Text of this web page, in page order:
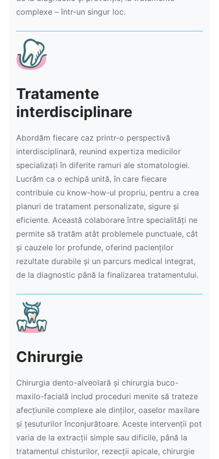
complexe – într-un singur loc.
Tratamente
interdisciplinare
Abordăm fiecare caz printr-o perspectivă
interdisciplinară, reunind expertiza medicilor
specializați în diferite ramuri ale stomatologiei.
Lucrăm ca o echipă unită, în care fiecare
contribuie cu know-how-ul propriu, pentru a crea
planuri de tratament personalizate, sigure și
eficiente. Această colaborare între specialități ne
permite să tratăm atât problemele punctuale, cât
și cauzele lor profunde, oferind pacienților
rezultate durabile și un parcurs medical integrat,
de la diagnostic până la finalizarea tratamentului.
Chirurgie
Chirurgia dento-alveolară și chirurgia buco-
maxilo-facială includ proceduri menite să trateze
afecțiunile complexe ale dinților, oaselor maxilare
și țesuturilor înconjurătoare. Aceste intervenții pot
varia de la extracții simple sau dificile, până la
tratamentul chisturilor, rezecții apicale, chirurgie